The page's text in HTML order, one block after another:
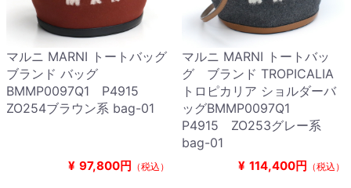
マルニ MARNI トートバッグ
ブランド バッグ
BMMP0097Q1 P4915
ZO254ブラウン系 bag-01
¥ 97,800円 （税込）
マルニ MARNI トートバッ
グ ブランド TROPICALIA
トロピカリア ショルダーバ
ッグBMMP0097Q1
P4915 ZO253グレー系
bag-01
¥ 114,400円 （税込）